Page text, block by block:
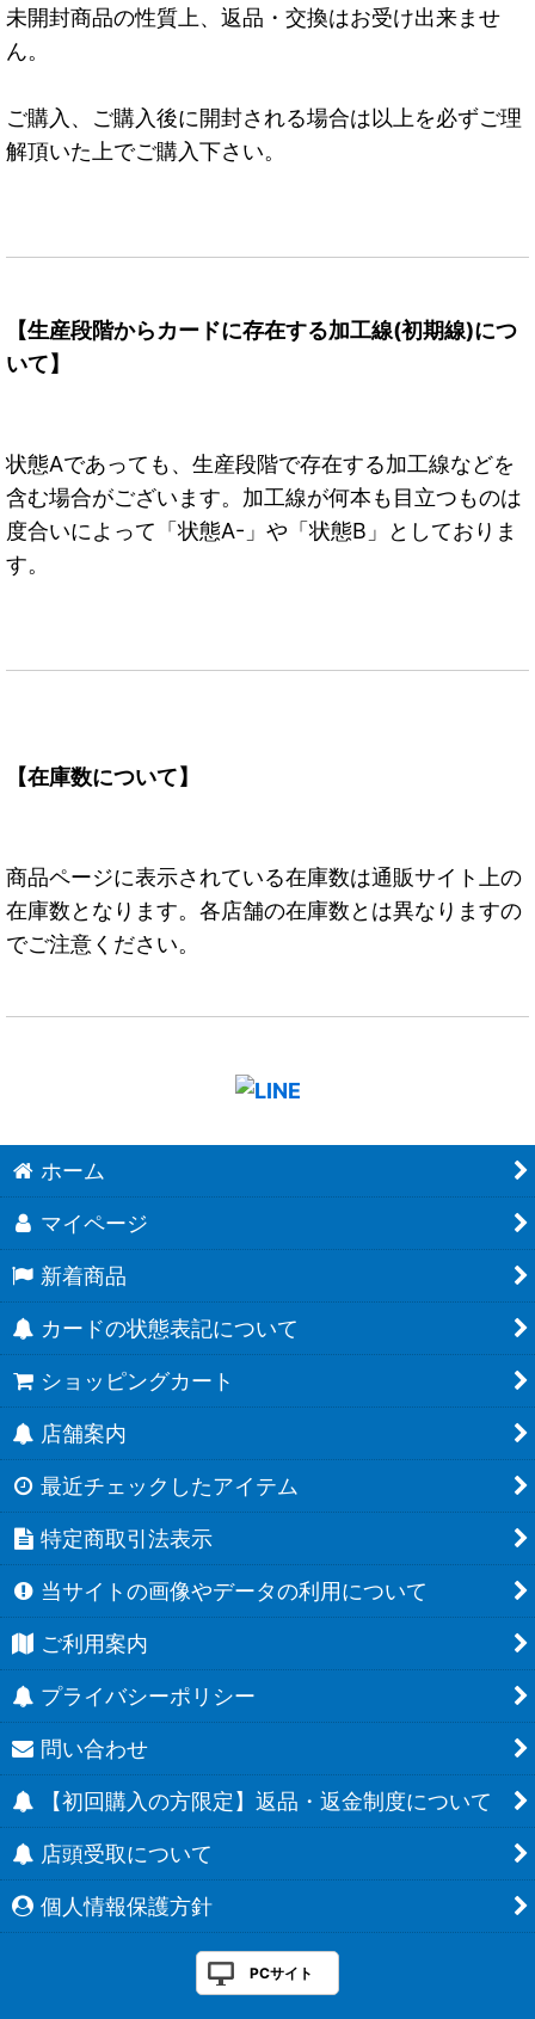
未開封商品の性質上、返品・交換はお受け出来ませ
ん。
ご購入、ご購入後に開封される場合は以上を必ずご理
解頂いた上でご購入下さい。
【生産段階からカードに存在する加工線(初期線)につ
いて】
状態Aであっても、生産段階で存在する加工線などを
含む場合がございます。加工線が何本も目立つものは
度合いによって「状態A-」や「状態B」としておりま
す。
【在庫数について】
商品ページに表示されている在庫数は通販サイト上の
在庫数となります。各店舗の在庫数とは異なりますの
でご注意ください。
ホーム
マイページ
新着商品
カードの状態表記について
ショッピングカート
店舗案内
最近チェックしたアイテム
特定商取引法表示
当サイトの画像やデータの利用について
ご利用案内
プライバシーポリシー
問い合わせ
【初回購入の方限定】返品・返金制度について
店頭受取について
個人情報保護方針
PCサイト